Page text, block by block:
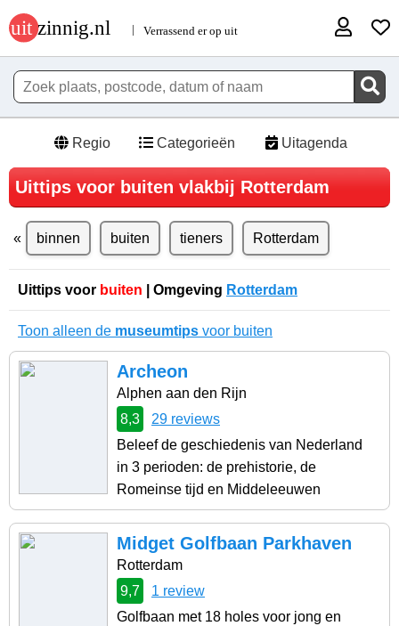
Regio Categorieën Uitagenda
Uittips voor buiten vlakbij Rotterdam
binnen buiten tieners Rotterdam
Uittips voor buiten | Omgeving Rotterdam
Toon alleen de museumtips voor buiten
Archeon
Alphen aan den Rijn
8,3
29 reviews
Beleef de geschiedenis van Nederland
in 3 perioden: de prehistorie, de
Romeinse tijd en Middeleeuwen
Midget Golfbaan Parkhaven
Rotterdam
9,7
1 review
Golfbaan met 18 holes voor jong en